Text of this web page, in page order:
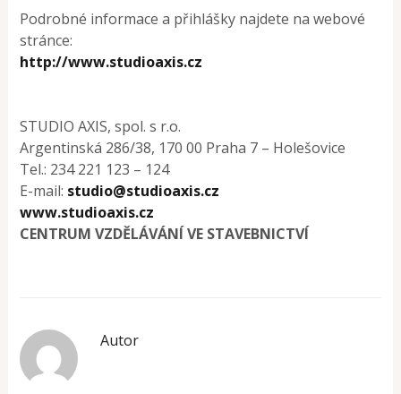
Podrobné informace a přihlášky najdete na webové
stránce:
http://www.studioaxis.cz
STUDIO AXIS, spol. s r.o.
Argentinská 286/38, 170 00 Praha 7 – Holešovice
Tel.: 234 221 123 – 124
E-mail: studio@studioaxis.cz
www.studioaxis.cz
CENTRUM VZDĚLÁVÁNÍ VE STAVEBNICTVÍ
Autor